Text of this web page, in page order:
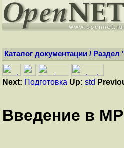
Каталог документации / Раздел
Next: Подготовка Up: std
Введение в